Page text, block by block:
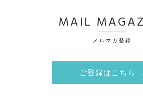
MAIL
メルマガ登録
ご登録はこちら